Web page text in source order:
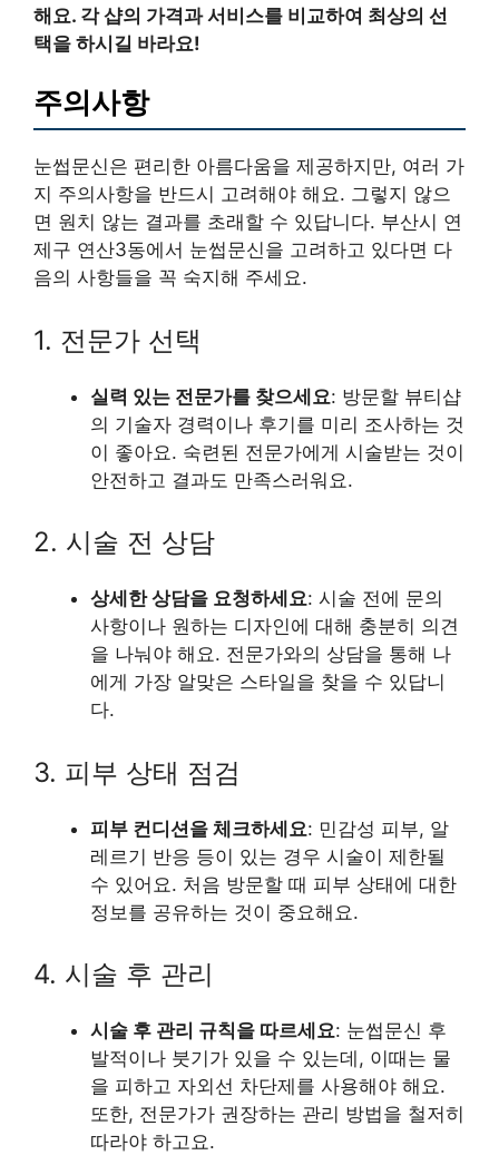
해요. 각 샵의 가격과 서비스를 비교하여 최상의 선
택을 하시길 바라요!
주의사항
눈썹문신은 편리한 아름다움을 제공하지만, 여러 가
지 주의사항을 반드시 고려해야 해요. 그렇지 않으
면 원치 않는 결과를 초래할 수 있답니다. 부산시 연
제구 연산3동에서 눈썹문신을 고려하고 있다면 다
음의 사항들을 꼭 숙지해 주세요.
1. 전문가 선택
실력 있는 전문가를 찾으세요: 방문할 뷰티샵
의 기술자 경력이나 후기를 미리 조사하는 것
이 좋아요. 숙련된 전문가에게 시술받는 것이
안전하고 결과도 만족스러워요.
2. 시술 전 상담
상세한 상담을 요청하세요: 시술 전에 문의
사항이나 원하는 디자인에 대해 충분히 의견
을 나눠야 해요. 전문가와의 상담을 통해 나
에게 가장 알맞은 스타일을 찾을 수 있답니
다.
3. 피부 상태 점검
피부 컨디션을 체크하세요: 민감성 피부, 알
레르기 반응 등이 있는 경우 시술이 제한될
수 있어요. 처음 방문할 때 피부 상태에 대한
정보를 공유하는 것이 중요해요.
4. 시술 후 관리
시술 후 관리 규칙을 따르세요: 눈썹문신 후
발적이나 붓기가 있을 수 있는데, 이때는 물
을 피하고 자외선 차단제를 사용해야 해요.
또한, 전문가가 권장하는 관리 방법을 철저히
따라야 하고요.